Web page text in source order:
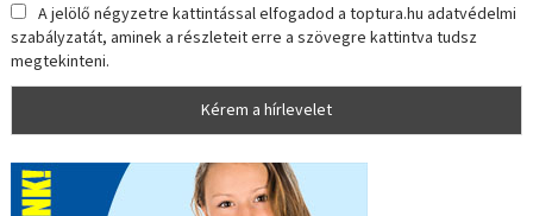
A jelölő négyzetre kattintással elfogadod a toptura.hu adatvédelmi
szabályzatát, aminek a részleteit erre a szövegre kattintva tudsz
megtekinteni.